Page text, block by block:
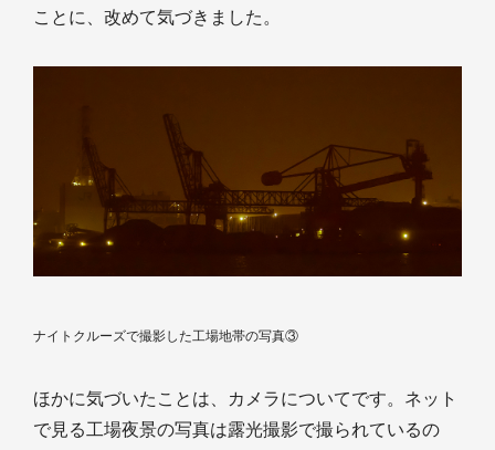
ことに、改めて気づきました。
ナイトクルーズで撮影した工場地帯の写真③
ほかに気づいたことは、カメラについてです。ネット
で見る工場夜景の写真は露光撮影で撮られているの